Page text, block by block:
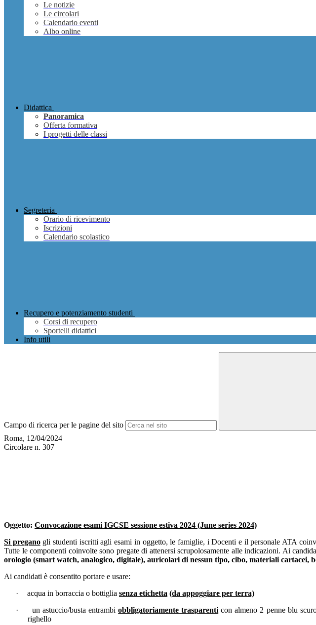
Le notizie
Le circolari
Calendario eventi
Albo online
Didattica
Panoramica
Offerta formativa
I progetti delle classi
Segreteria
Orario di ricevimento
Iscrizioni
Calendario scolastico
Recupero e potenziamento studenti
Corsi di recupero
Sportelli didattici
Info utili
Campo di ricerca per le pagine del sito
Roma, 12/04/2024
Circolare n. 307
Oggetto: Convocazione esami IGCSE sessione estiva 2024 (June series 2024)
Si preganogli studenti iscritti agli esami in oggetto, le famiglie, i Docenti e il personale ATA
Tutte le componenti coinvolte sono pregate di attenersi scrupolosamente alle indicazioni. Ai
orologio (smart watch, analogico, digitale), auricolari di nessun tipo, cibo, materiali cartacei,
Ai candidati è consentito portare e usare:
·
acqua in borraccia o bottiglia senza etichetta (da appoggiare per terra)
·
un astuccio/busta entrambiobbligatoriamente trasparenti con almeno 2 penne blu
righello